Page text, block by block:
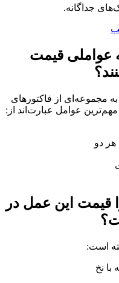
جداگانه.
عواملی قیمت
به مجموعه‌ای از فاکتورهای
عوامل عبارت‌اند از:
هر دو
قیمت این عمل در
است: